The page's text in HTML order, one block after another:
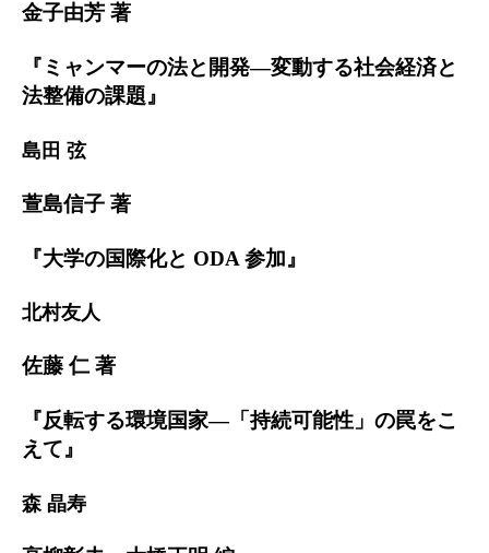
金子由芳 著
『ミャンマーの法と開発―変動する社会経済と
法整備の課題』
島田 弦
萱島信子 著
『大学の国際化と ODA 参加』
北村友人
佐藤 仁 著
『反転する環境国家―「持続可能性」の罠をこ
えて』
森 晶寿